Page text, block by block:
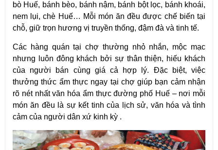
bò Huế, bánh bèo, bánh nậm, bánh bột lọc, bánh khoái,
nem lụi, chè Huế… Mỗi món ăn đều được chế biến tại
chỗ, giữ trọn hương vị truyền thống, đậm đà và tinh tế.
Các hàng quán tại chợ thường nhỏ nhắn, mộc mạc
nhưng luôn đông khách bởi sự thân thiện, hiếu khách
của người bán cùng giá cả hợp lý. Đặc biệt, việc
thưởng thức ẩm thực ngay tại chợ giúp bạn cảm nhận
rõ nét nhất văn hóa ẩm thực đường phố Huế – nơi mỗi
món ăn đều là sự kết tinh của lịch sử, văn hóa và tình
cảm của người dân xứ kinh kỳ .